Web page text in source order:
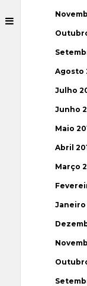
Agosto
Julho
Junho
Maio
Abril
Março
Janeiro